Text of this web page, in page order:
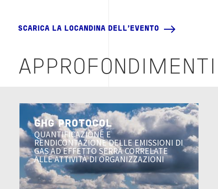
SCARICA LA LOCANDINA DELL'EVENTO
APPROFONDIMENTI
Image
GHG PROTOCOL
QUANTIFICAZIONE E
RENDICONTAZIONE DELLE EMISSIONI DI
GAS AD EFFETTO SERRA CORRELATE
ALLE ATTIVITÀ DI ORGANIZZAZIONI